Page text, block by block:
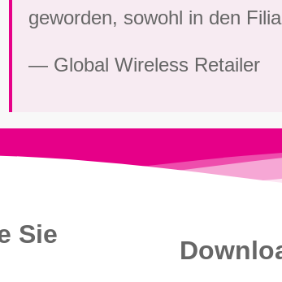
geworden, sowohl in den
— Global Wireless Retailer
Sie